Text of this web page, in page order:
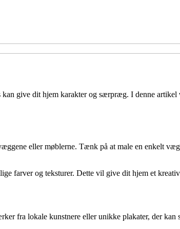
give dit hjem karakter og særpræg. I denne
eller møblerne. Tænk på at male en enkelt
farver og teksturer. Dette vil give dit hjem et
fra lokale kunstnere eller unikke plakater, der